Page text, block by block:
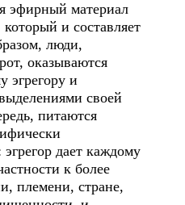
эфирный материал
и составляет
люди,
оказываются
эгрегору и
своей
питаются
дает каждому
к более
племени, стране,